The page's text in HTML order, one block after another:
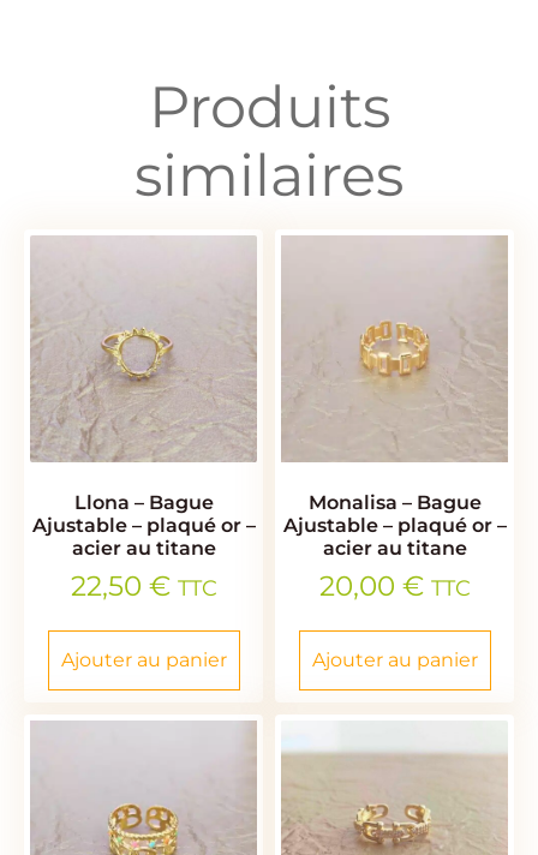
Produits
similaires
Llona – Bague
Ajustable – plaqué or –
acier au titane
22,50 € TTC
Ajouter au panier
Monalisa – Bague
Ajustable – plaqué or –
acier au titane
20,00 € TTC
Ajouter au panier